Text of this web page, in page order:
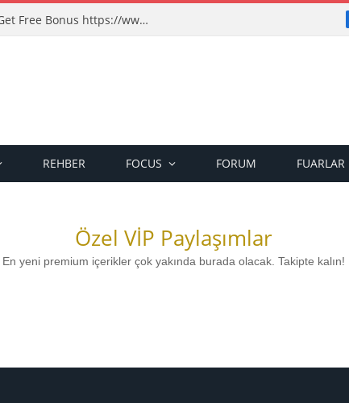
Gimpy Survival And Form • Aotearoa Get Free Bonus https://www.playeuropacasino.net/
REHBER FOCUS FORUM FUARLAR
Özel VİP Paylaşımlar
En yeni premium içerikler çok yakında burada olacak. Takipte kalın!